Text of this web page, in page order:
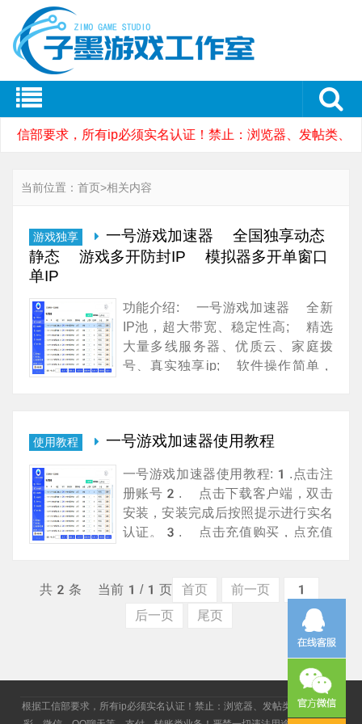
信部要求，所有ip必须实名认证！禁止：浏览器、发帖类、
当前位置： 首页>相关内容
游戏独享
一号游戏加速器 全国独享动态
静态 游戏多开防封IP 模拟器多开单窗口
单IP
功能介绍: 一号游戏加速器 全新
IP池，超大带宽、稳定性高; 精选
大量多线服务器、优质云、家庭拨
号、真实独享ip; 软件操作简单，
器，支持单账户使用多机器;
使用教程 一号游戏加速器使用教程
一号游戏加速器使用教程:1.点击注
册账号2. 点击下载客户端，双击
安装，安装完成后按照提示进行实名
认证。3. 点击充值购买，点充值
节点购买，选择节点动态或者静态-
选择游戏，如果没有自己挂机的游戏
名字请联系客服添加，选择地区，选
共2条 当前1/1页 首页 前一页
1
后一页
尾页
根据工信部要求，所有ip必须实名认证！禁止：浏览器、发帖类、赌博、博